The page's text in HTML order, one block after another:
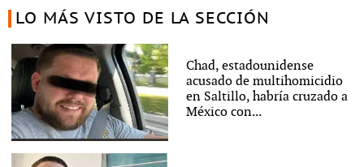
LO MÁS VISTO DE LA SECCIÓN
Chad, estadounidense
acusado de multihomicidio
en Saltillo, habría cruzado a
México con...